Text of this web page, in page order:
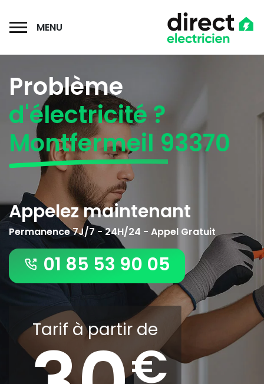
MENU
Problème
d'électricité ?
Montfermeil 93370
Appelez maintenant
Permanence 7J/7 - 24H/24 - Appel Gratuit
01 85 53 90 05
Tarif à partir de